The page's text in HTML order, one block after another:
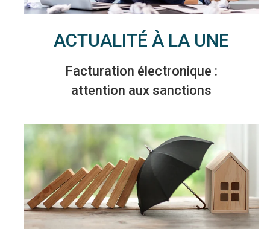
ACTUALITÉ À LA UNE
Facturation électronique :
attention aux sanctions